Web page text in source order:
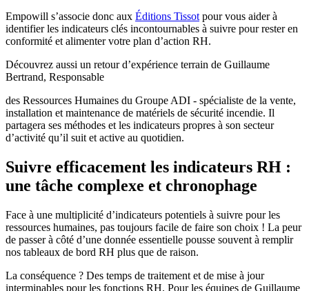
Empowill s’associe donc aux Éditions Tissot pour vous aider à
identifier les indicateurs clés incontournables à suivre pour rester en
conformité et alimenter votre plan d’action RH.
Découvrez aussi un retour d’expérience terrain de Guillaume
Bertrand, Responsable
des Ressources Humaines du Groupe ADI - spécialiste de la vente,
installation et maintenance de matériels de sécurité incendie. Il
partagera ses méthodes et les indicateurs propres à son secteur
d’activité qu’il suit et active au quotidien.
Suivre efficacement les indicateurs RH :
une tâche complexe et chronophage
Face à une multiplicité d’indicateurs potentiels à suivre pour les
ressources humaines, pas toujours facile de faire son choix ! La peur
de passer à côté d’une donnée essentielle pousse souvent à remplir
nos tableaux de bord RH plus que de raison.
La conséquence ? Des temps de traitement et de mise à jour
interminables pour les fonctions RH. Pour les équipes de Guillaume